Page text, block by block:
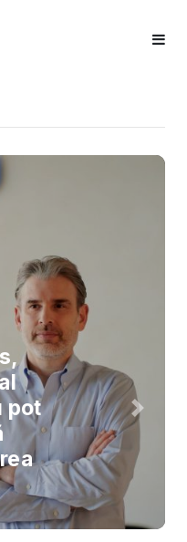
pot